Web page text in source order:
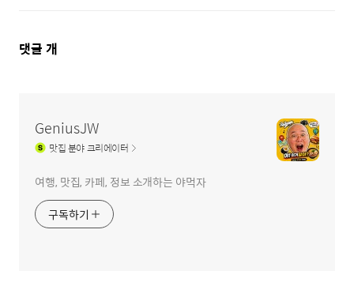
댓
댓글 개
GeniusJW
맛집분야 크리에이터
여행, 맛집, 카페, 정보 소개하는 야먹자
구독하기